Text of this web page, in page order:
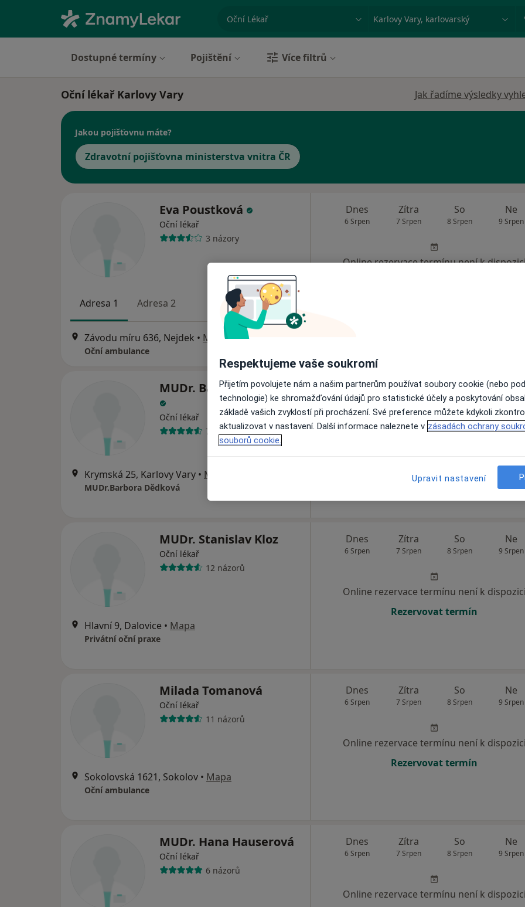
specializace, nemoc nebo příjmení
Dostupné termíny Pojištění Více filtrů
Oční lékař Karlovy Vary Jak řadíme výsledky
Jakou pojišťovnu máte?
Zdravotní pojišťovna ministerstva vnitra ČR
Eva Poustková
Oční lékař
3 názory
Adresa 1 Adresa 2
Závodu míru 636, Nejdek • Mapa
Oční ambulance
Dnes
6 Srpen
Zítra
7 Srpen
So
8 Srpen
Ne
9 Srpen
Online rezervace termínu není k
MUDr. Barbora Dědková
Oční lékař
7 názorů
Krymská 25, Karlovy Vary • Mapa
MUDr.Barbora Dědková
Dnes
6 Srpen
Zítra
7 Srpen
So
8 Srpen
Ne
9 Srpen
MUDr. Stanislav Kloz
Oční lékař
12 názorů
Hlavní 9, Dalovice • Mapa
Privátní oční praxe
Dnes
6 Srpen
Zítra
7 Srpen
So
8 Srpen
Ne
9 Srpen
Online rezervace termínu není k dispozici
Rezervovat termín
Milada Tomanová
Oční lékař
11 názorů
Sokolovská 1621, Sokolov • Mapa
Oční ambulance
Dnes
6 Srpen
Zítra
7 Srpen
So
8 Srpen
Ne
9 Srpen
Online rezervace termínu není k dispozici
Rezervovat termín
MUDr. Hana Hauserová
Oční lékař
6 názorů
Dnes
6 Srpen
Zítra
7 Srpen
So
8 Srpen
Ne
9 Srpen
Online rezervace termínu není k dispozici
Respektujeme vaše soukromí
Přijetím povolujete nám a našim partnerům používat soubory cookie (nebo
technologie) ke shromažďování údajů pro statistické účely a poskytování
základě vašich zvyklostí při procházení. Své preference můžete kdykoli
aktualizovat v nastavení. Další informace naleznete v zásadách ochrany
souborů cookie.
Upravit nastavení